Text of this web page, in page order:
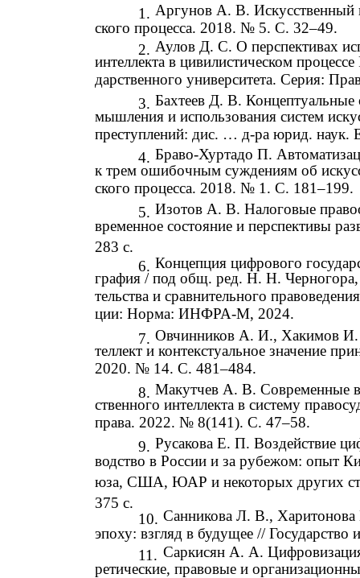
1. Аргунов А. В. Искусственный
ского процесса. 2018. № 5. С. 32–49.
2. Аулов Д. С. О перспективах
интеллекта в цивилистическом
дарственного университета. Серия:
3. Бахтеев Д. В. Концептуальные
мышления и использования систем
преступлений: дис. … д-ра юрид. наук.
4. Браво-Хуртадо П.
к трем ошибочным суждениям об
ского процесса. 2018. № 1. С. 181–199.
5. Изотов А. В. Налоговые
временное состояние и перспективы
283 с.
6. Концепция цифрового
графия / под общ. ред. Н. Н.
тельства и сравнительного
ции: Норма: ИНФРА-М, 2024.
7. Овчинников А. И., Хакимов И.
теллект и контекстуальное значение
2020. № 14. С. 481–484.
8. Макутчев А. В. Современные
ственного интеллекта в систему
права. 2022. № 8(141). С. 47–58.
9. Русакова Е. П. Воздействие
водство в России и за рубежом: опыт
юза, США, ЮАР и некоторых других
375 с.
10. Санникова Л. В.,
эпоху: взгляд в будущее //
11. Саркисян А. А. Цифровизация
ретические, правовые и